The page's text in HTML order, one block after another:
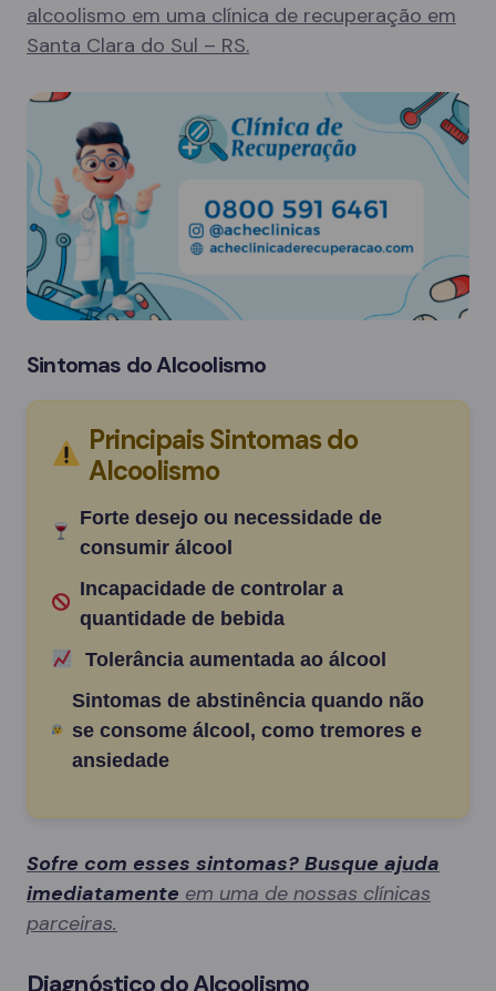
alcoolismo em uma clínica de recuperação em
Santa Clara do Sul – RS.
Sintomas do Alcoolismo
Principais Sintomas do
Alcoolismo
Forte desejo ou necessidade de
consumir álcool
Incapacidade de controlar a
quantidade de bebida
Tolerância aumentada ao álcool
Sintomas de abstinência quando não
se consome álcool, como tremores e
ansiedade
Sofre com esses sintomas? Busque ajuda
imediatamente em uma de nossas clínicas
parceiras.
Diagnóstico do Alcoolismo